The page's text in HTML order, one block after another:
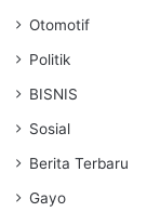
Otomotif
Politik
BISNIS
Sosial
Berita Terbaru
Gayo